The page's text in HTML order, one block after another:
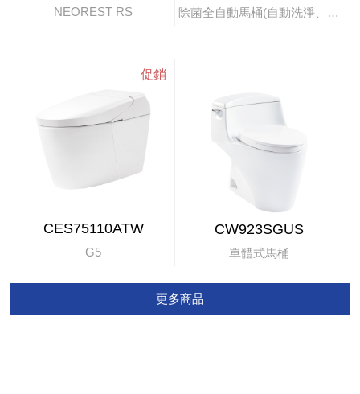
NEOREST RS 除菌全自動馬桶(自動洗淨、掀蓋)
CES75110ATW
G5
CW923SGUS
單體式馬桶
更多商品